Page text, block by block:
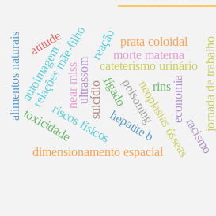
hepatite bneoplasias ósseas
poisoning
ultrassom cateterismo urinário
near miss jornada de trabalho
relações mãe-filho
dimensionamento espacial
riscos físicos
autoimagem morte materna
economia
suicídio
reação prata coloidal
toxicidade
fígado rins
racismo
alimentos naturais atitude